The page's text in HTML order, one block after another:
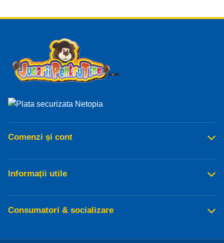
Comenzi și cont
Informații utile
Consumatori & socializare